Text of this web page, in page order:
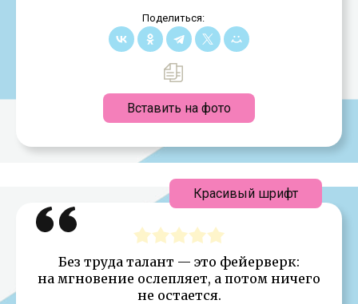
Поделиться:
Вставить на фото
Без труда талант — это фейерверк:
на мгновение ослепляет, а потом ничего
не остается.
Красивый шрифт